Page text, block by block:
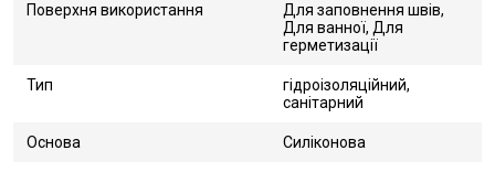
Поверхня використання
Для заповнення швів,
Для ванної, Для
герметизації
Тип
гідроізоляційний,
санітарний
Основа Силіконова